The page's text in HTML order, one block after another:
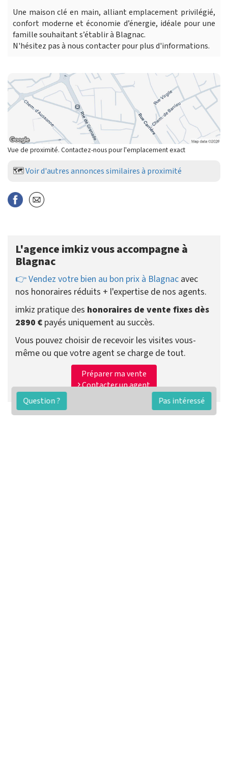
Une maison clé en main, alliant emplacement privilégié,
confort moderne et économie d’énergie, idéale pour une
famille souhaitant s’établir à Blagnac.
N'hésitez pas à nous contacter pour plus d'informations.
Vue de proximité. Contactez-nous pour l'emplacement exact
🗺️Voir d'autres annonces similaires à proximité
Question ? Pas intéressé
L'agence imkiz vous accompagne à
Blagnac
👉 Vendez votre bien au bon prix à Blagnac avec
nos honoraires réduits + l'expertise de nos agents.
imkiz pratique des honoraires de vente fixes dès
2890 € payés uniquement au succès.
Vous pouvez choisir de recevoir les visites vous-
même ou que votre agent se charge de tout.
Préparer ma vente
Contacter un agent